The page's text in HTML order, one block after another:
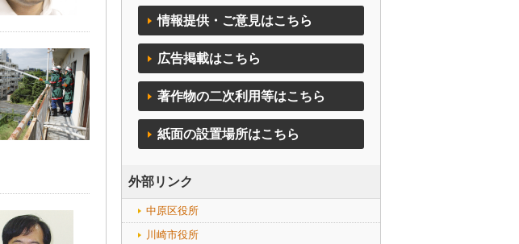
情報提供・ご意見はこちら
広告掲載はこちら
著作物の二次利用等はこちら
紙面の設置場所はこちら
外部リンク
中原区役所
川崎市役所